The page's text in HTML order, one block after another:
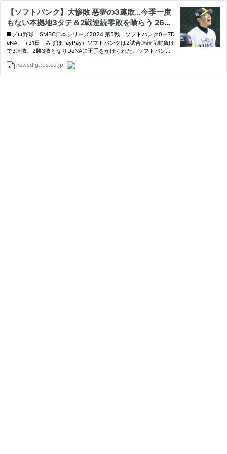
【ソフトバンク】大惨敗 悪夢の3連敗...今季一度
もない本拠地3タテ＆2戦連続零敗を喰らう 26イ
ニング連続無得点 13被安打で7失点 | TBS NEWS
DIG
■プロ野球 SMBC日本シリーズ2024 第5戦 ソフトバンク0ー7D
eNA （31日 みずほPayPay）ソフトバンクは2試合連続完封負け
で3連敗、2勝3敗となりDeNAに王手をかけられた。ソフトバンク
newsdig.tbs.co.jp